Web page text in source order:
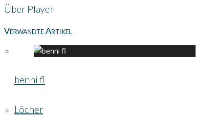
Über Player
Verwandte Artikel
benni fl
Löcher